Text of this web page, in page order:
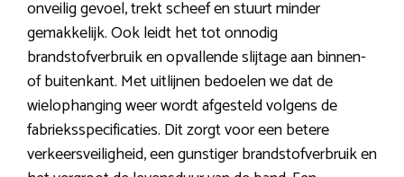
onveilig gevoel, trekt scheef en stuurt minder
gemakkelijk. Ook leidt het tot onnodig
brandstofverbruik en opvallende slijtage aan binnen-
of buitenkant. Met uitlijnen bedoelen we dat de
wielophanging weer wordt afgesteld volgens de
fabrieksspecificaties. Dit zorgt voor een betere
verkeersveiligheid, een gunstiger brandstofverbruik en